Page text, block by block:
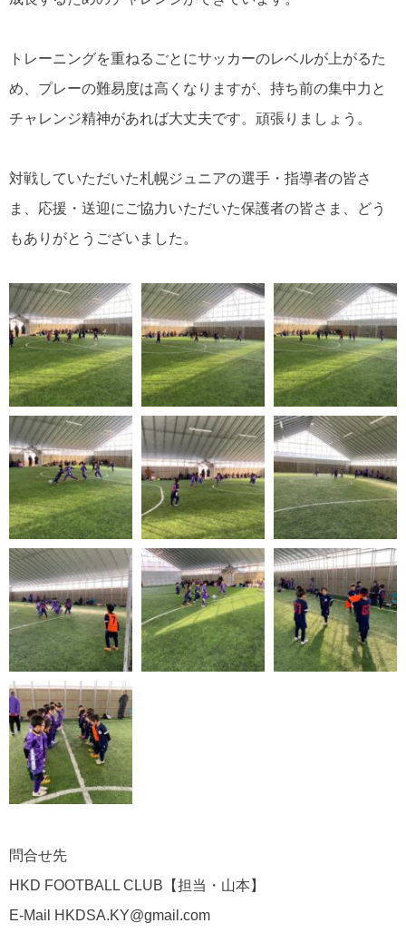
トレーニングを重ねるごとにサッカーのレベルが上がるた
め、プレーの難易度は高くなりますが、持ち前の集中力と
チャレンジ精神があれば大丈夫です。 頑張りましょう。
対戦していただいた札幌ジュニアの選手・指導者の皆さ
ま、応援・送迎にご協力いただいた保護者の皆さま、どう
もありがとうございました。
問合せ先
HKD FOOTBALL CLUB 【担当・山本】
E-Mail HKDSA.KY@gmail.com